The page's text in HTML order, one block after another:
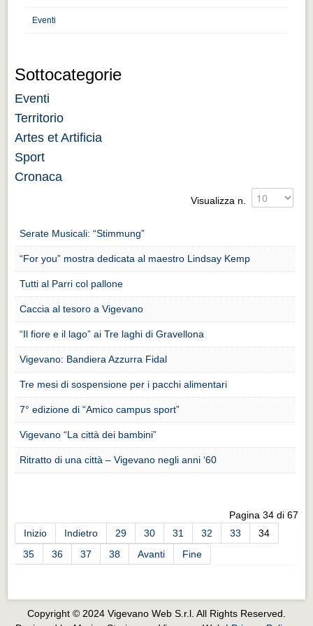
Cultura e turismo 4.0
Cultura e turismo 4.0
PROGETTI
Progetti Aperti
Progetti Realizzati
EVENTI
EVENTI
Eventi Vigevano
Eventi Pavia
Eventi Pavia
Eventi
Sottocategorie
Eventi
Territorio
Artes et Artificia
Sport
Cronaca
Visualizza n.
Serate Musicali: “Stimmung”
“For you” mostra dedicata al maestro Lindsay Kemp
Tutti al Parri col pallone
Caccia al tesoro a Vigevano
“Il fiore e il lago” ai Tre laghi di Gravellona
Vigevano: Bandiera Azzurra Fidal
Tre mesi di sospensione per i pacchi alimentari
7° edizione di “Amico campus sport”
Vigevano “La città dei bambini”
Ritratto di una città – Vigevano negli anni ‘60
Pagina 34 di 67
Inizio
Indietro 29 30 31 32 33
34
35
36 37 38 Avanti Fine
Copyright © 2024 Vigevano Web S.r.l. All Rights Reserved.